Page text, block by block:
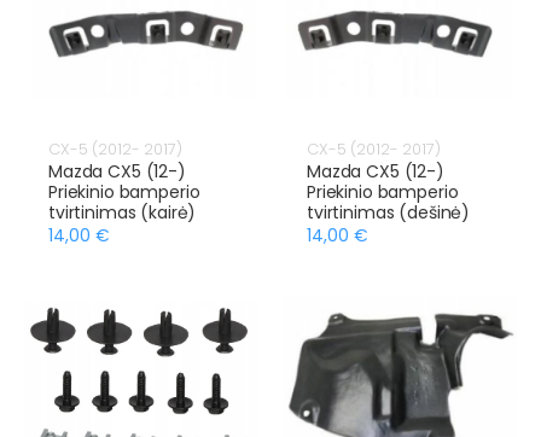
CX-5 (2012- 2017)
Mazda CX5 (12-)
Priekinio bamperio
tvirtinimas (kairė)
14,00 €
CX-5 (2012- 2017)
Mazda CX5 (12-)
Priekinio bamperio
tvirtinimas (dešinė)
14,00 €